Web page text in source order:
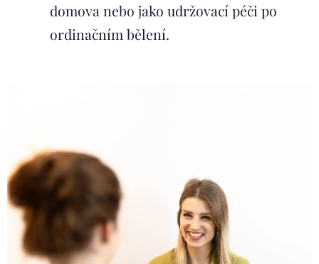
domova nebo jako udržovací péči po
ordinačním bělení.